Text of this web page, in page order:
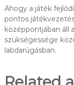
Ahogy a játék
pontos
középpontjában áll
szükségessége
labdarúgásban.